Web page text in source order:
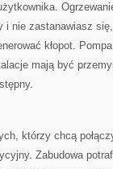
i nie zastanawiasz
kłopot.
mają być
którzy chcą
Zabudowa